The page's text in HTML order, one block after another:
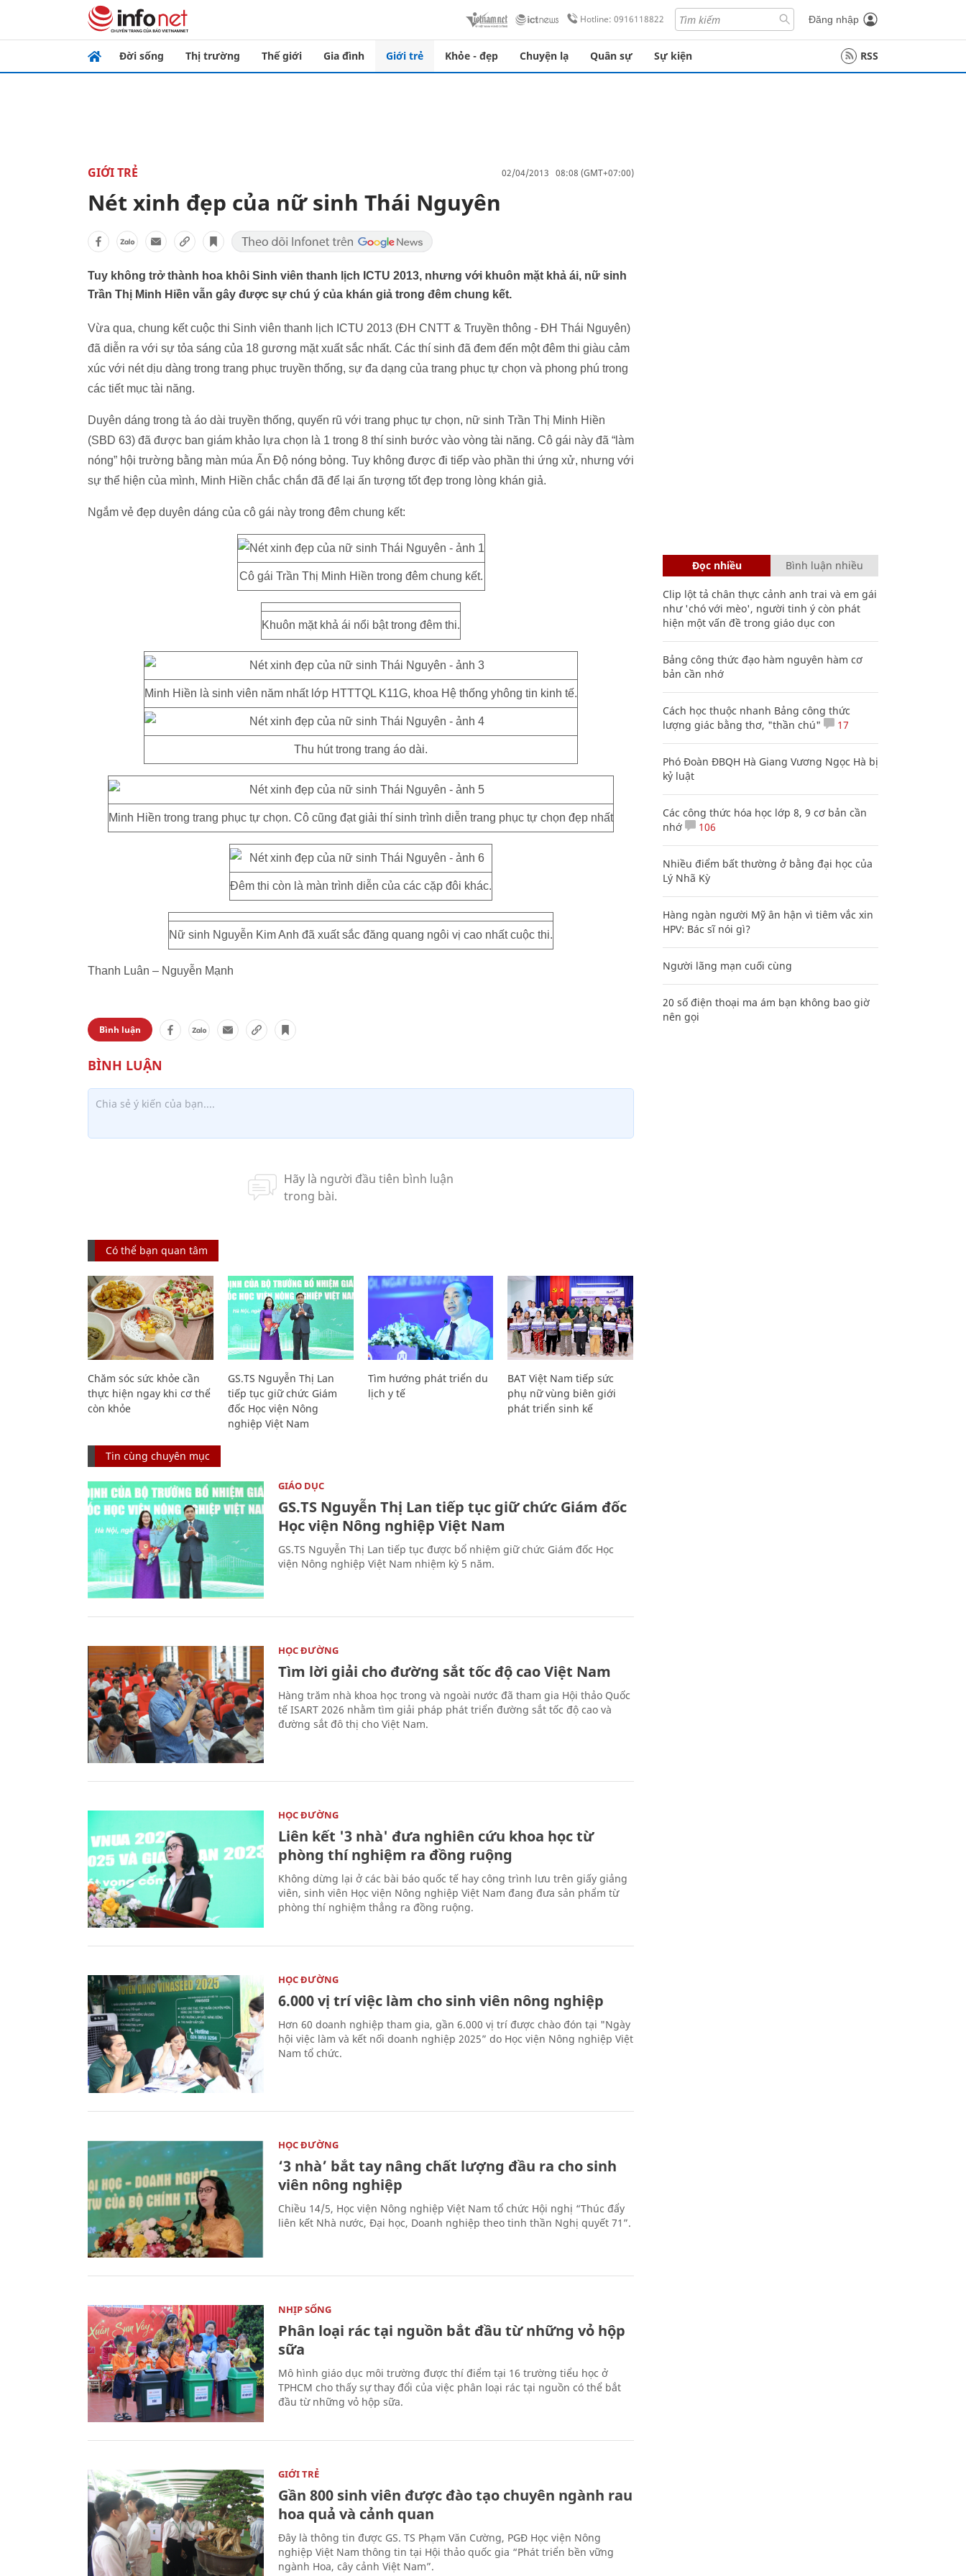
Hotline: 0916118822 Đăng nhập
Đời sống Thị trường Thế giới Gia đình Giới trẻ Khỏe - đẹp Chuyện lạ Quân sự Sự kiện RSS
GIỚI TRẺ 02/04/2013 08:08 (GMT+07:00)
Nét xinh đẹp của nữ sinh Thái Nguyên
Tuy không trở thành hoa khôi Sinh viên thanh lịch ICTU 2013, nhưng với khuôn mặt khả ái, nữ sinh
Trần Thị Minh Hiền vẫn gây được sự chú ý của khán giả trong đêm chung kết.
Vừa qua, chung kết cuộc thi Sinh viên thanh lịch ICTU 2013 (ĐH CNTT & Truyền thông - ĐH Thái Nguyên)
đã diễn ra với sự tỏa sáng của 18 gương mặt xuất sắc nhất. Các thí sinh đã đem đến một đêm thi giàu cảm
xúc với nét dịu dàng trong trang phục truyền thống, sự đa dạng của trang phục tự chọn và phong phú trong
các tiết mục tài năng.
Duyên dáng trong tà áo dài truyền thống, quyến rũ với trang phục tự chọn, nữ sinh Trần Thị Minh Hiền
(SBD 63) đã được ban giám khảo lựa chọn là 1 trong 8 thí sinh bước vào vòng tài năng. Cô gái này đã “làm
nóng” hội trường bằng màn múa Ấn Độ nóng bỏng. Tuy không được đi tiếp vào phần thi ứng xử, nhưng với
sự thể hiện của mình, Minh Hiền chắc chắn đã để lại ấn tượng tốt đẹp trong lòng khán giả.
Ngắm vẻ đẹp duyên dáng của cô gái này trong đêm chung kết:
Cô gái Trần Thị Minh Hiền trong đêm chung kết.
Khuôn mặt khả ái nổi bật trong đêm thi.
Minh Hiền là sinh viên năm nhất lớp HTTTQL K11G, khoa Hệ thống yhông tin kinh tế.
Thu hút trong trang áo dài.
Minh Hiền trong trang phục tự chọn. Cô cũng đạt giải thí sinh trình diễn trang phục tự chọn đẹp nhất
Đêm thi còn là màn trình diễn của các cặp đôi khác.
Nữ sinh Nguyễn Kim Anh đã xuất sắc đăng quang ngôi vị cao nhất cuộc thi.
Thanh Luân – Nguyễn Mạnh
Bình luận
Có thể bạn quan tâm
Chăm sóc sức khỏe cần
thực hiện ngay khi cơ thể
còn khỏe
GS.TS Nguyễn Thị Lan
tiếp tục giữ chức Giám
đốc Học viện Nông
nghiệp Việt Nam
Tìm hướng phát triển du
lịch y tế
BAT Việt Nam tiếp sức
phụ nữ vùng biên giới
phát triển sinh kế
Tin cùng chuyên mục
GIÁO DỤC
GS.TS Nguyễn Thị Lan tiếp tục giữ chức Giám đốc
Học viện Nông nghiệp Việt Nam
GS.TS Nguyễn Thị Lan tiếp tục được bổ nhiệm giữ chức Giám đốc Học
viện Nông nghiệp Việt Nam nhiệm kỳ 5 năm.
HỌC ĐƯỜNG
Tìm lời giải cho đường sắt tốc độ cao Việt Nam
Hàng trăm nhà khoa học trong và ngoài nước đã tham gia Hội thảo Quốc
tế ISART 2026 nhằm tìm giải pháp phát triển đường sắt tốc độ cao và
đường sắt đô thị cho Việt Nam.
HỌC ĐƯỜNG
Liên kết '3 nhà' đưa nghiên cứu khoa học từ
phòng thí nghiệm ra đồng ruộng
Không dừng lại ở các bài báo quốc tế hay công trình lưu trên giấy giảng
viên, sinh viên Học viện Nông nghiệp Việt Nam đang đưa sản phẩm từ
phòng thí nghiệm thẳng ra đồng ruộng.
HỌC ĐƯỜNG
6.000 vị trí việc làm cho sinh viên nông nghiệp
Hơn 60 doanh nghiệp tham gia, gần 6.000 vị trí được chào đón tại "Ngày
hội việc làm và kết nối doanh nghiệp 2025” do Học viện Nông nghiệp Việt
Nam tổ chức.
HỌC ĐƯỜNG
‘3 nhà’ bắt tay nâng chất lượng đầu ra cho sinh
viên nông nghiệp
Chiều 14/5, Học viện Nông nghiệp Việt Nam tổ chức Hội nghị “Thúc đẩy
liên kết Nhà nước, Đại học, Doanh nghiệp theo tinh thần Nghị quyết 71”.
NHỊP SỐNG
Phân loại rác tại nguồn bắt đầu từ những vỏ hộp
sữa
Mô hình giáo dục môi trường được thí điểm tại 16 trường tiểu học ở
TPHCM cho thấy sự thay đổi của việc phân loại rác tại nguồn có thể bắt
đầu từ những vỏ hộp sữa.
GIỚI TRẺ
Gần 800 sinh viên được đào tạo chuyên ngành rau
hoa quả và cảnh quan
Đây là thông tin được GS. TS Phạm Văn Cường, PGĐ Học viện Nông
nghiệp Việt Nam thông tin tại Hội thảo quốc gia “Phát triển bền vững
ngành Hoa, cây cảnh Việt Nam”.
Đọc nhiều Bình luận nhiều
Clip lột tả chân thực cảnh anh trai và em gái
như 'chó với mèo', người tinh ý còn phát
hiện một vấn đề trong giáo dục con
Bảng công thức đạo hàm nguyên hàm cơ
bản cần nhớ
Cách học thuộc nhanh Bảng công thức
lượng giác bằng thơ, "thần chú"
17
Phó Đoàn ĐBQH Hà Giang Vương Ngọc Hà bị
kỷ luật
Các công thức hóa học lớp 8, 9 cơ bản cần
nhớ
106
Nhiều điểm bất thường ở bằng đại học của
Lý Nhã Kỳ
Hàng ngàn người Mỹ ân hận vì tiêm vắc xin
HPV: Bác sĩ nói gì?
Người lãng mạn cuối cùng
20 số điện thoại ma ám bạn không bao giờ
nên gọi